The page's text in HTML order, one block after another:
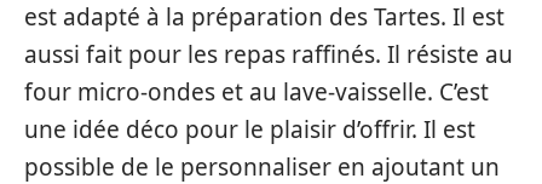
est adapté à la préparation des Tartes. Il est
aussi fait pour les repas raffinés. Il résiste au
four micro-ondes et au lave-vaisselle. C’est
une idée déco pour le plaisir d’offrir. Il est
possible de le personnaliser en ajoutant un